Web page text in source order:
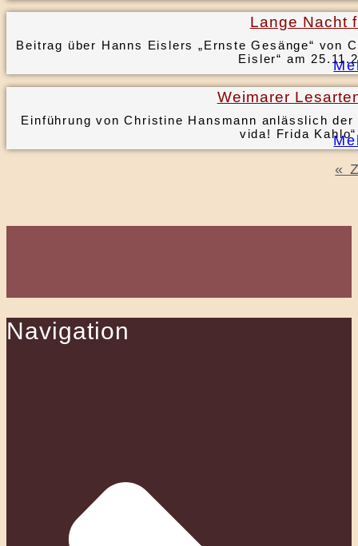
Lange Nacht
Beitrag über Hanns Eislers „Ernste Gesänge“ von
Eisler“ am
Weimarer
Einführung von Christine Hansmann anlässlich
vida! Frida
«
Navigation